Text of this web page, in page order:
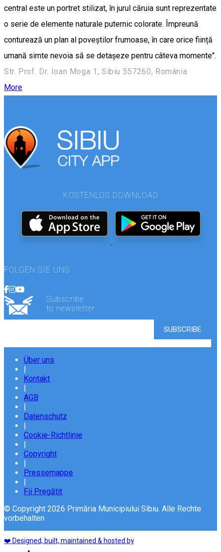
central este un portret stilizat, în jurul căruia sunt reprezentate
o serie de elemente naturale puternic colorate. Împreună
conturează un plan al poveștilor frumoase, în care orice ființă
umană simte nevoia să se detașeze pentru câteva momente".
Str. Prof. Dr. Ioan Moga 1, Sibiu 557260, România
More
KOSTENLOS DOWNLOAD
FOLGEN SIE UNS
Subscribe
to newsletter
Über uns
|
Kontakt
|
AGB
|
Datenschutz
|
Cookie-Richtlinie
|
Copyright
|
Pressemappe
|
Fii Pregătit
© Copyright 2026 Primăria Municipiului Sibiu. Alle Rechte
vorbehalten
❤️ Designed, built, maintained & hosted by